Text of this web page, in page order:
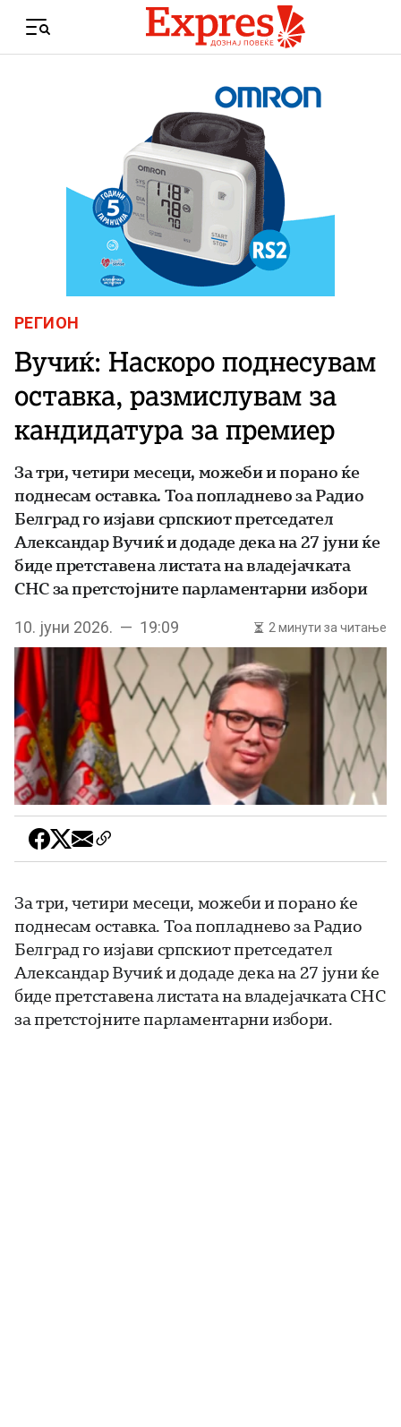
Menu
РЕГИОН
Вучиќ: Наскоро поднесувам
оставка, размислувам за
кандидатура за премиер
За три, четири месеци, можеби и порано ќе
поднесам оставка. Тоа попладнево за Радио
Белград го изјави српскиот претседател
Александар Вучиќ и додаде дека на 27 јуни ќе
биде претставена листата на владејачката
СНС за претстојните парламентарни избори
10. јуни 2026. — 19:09 2 минути за читање
За три, четири месеци, можеби и порано ќе
поднесам оставка. Тоа попладнево за Радио
Белград го изјави српскиот претседател
Александар Вучиќ и додаде дека на 27 јуни ќе
биде претставена листата на владејачката СНС
за претстојните парламентарни избори.